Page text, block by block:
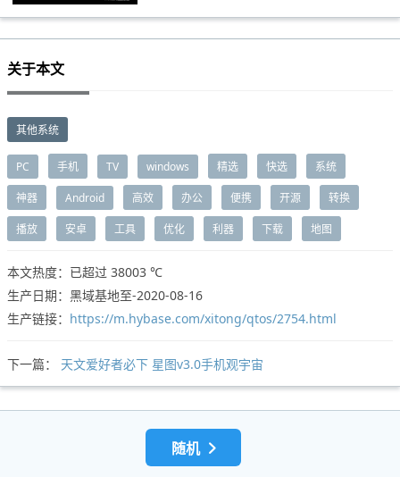
关于本文
其他系统
PC 手机 TV windows 精选 快选 系统
神器 Android 高效 办公 便携 开源 转换
播放 安卓 工具 优化 利器 下载 地图
本文热度：已超过 38003 ℃
生产日期：黑域基地至-2020-08-16
生产链接： https://m.hybase.com/xitong/qtos/2754.html
下一篇： 天文爱好者必下 星图v3.0手机观宇宙
随机